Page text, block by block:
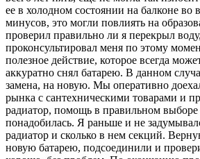
ее в холодном состоянии на балконе во
минусов, это могли повлиять на
проверил правильно ли я перекрыл
проконсультировал меня по этому
полезное действие, которое всегда
аккуратно снял батарею. В данном
замена, на новую. Мы оперативно
рынка с сантехническими товарами и
радиатор, помощь в правильном выборе
понадобилась. Я раньше и не
радиатор и сколько в нем секций.
новую батарею, подсоединили и